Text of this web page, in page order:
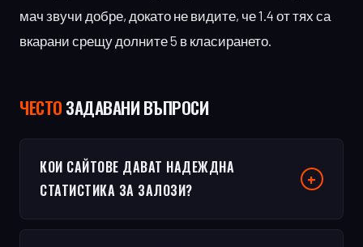
мач звучи добре, докато не видите, че 1.4 от тях са
вкарани срещу долните 5 в класирането.
ЧЕСТOЗАДАВАНИ ВЪПРОСИ
КОИ САЙТОВЕ ДАВАТ НАДЕЖДНА
СТАТИСТИКА ЗА ЗАЛОЗИ?